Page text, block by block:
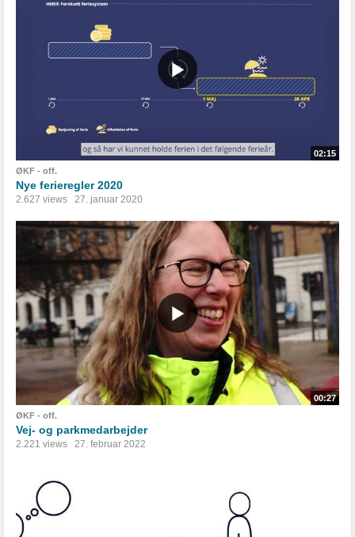
02:15
ØKF - off.
Nye ferieregler 2020
2.627 views 27. januar 2020
00:27
ØKF - off.
Vej- og parkmedarbejder
2.221 views 27. februar 2022